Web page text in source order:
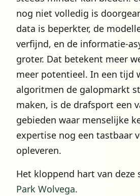
nog niet volledig is
data is beperkter, de
verfijnd, en de informatie-
groter. Dat betekent meer
meer potentieel. In een tijd
algoritmen de galopmarkt
maken, is de drafsport een
gebieden waar menselijke
expertise nog een tastbaar
opleveren.
Het kloppend hart van deze
Park Wolvega.